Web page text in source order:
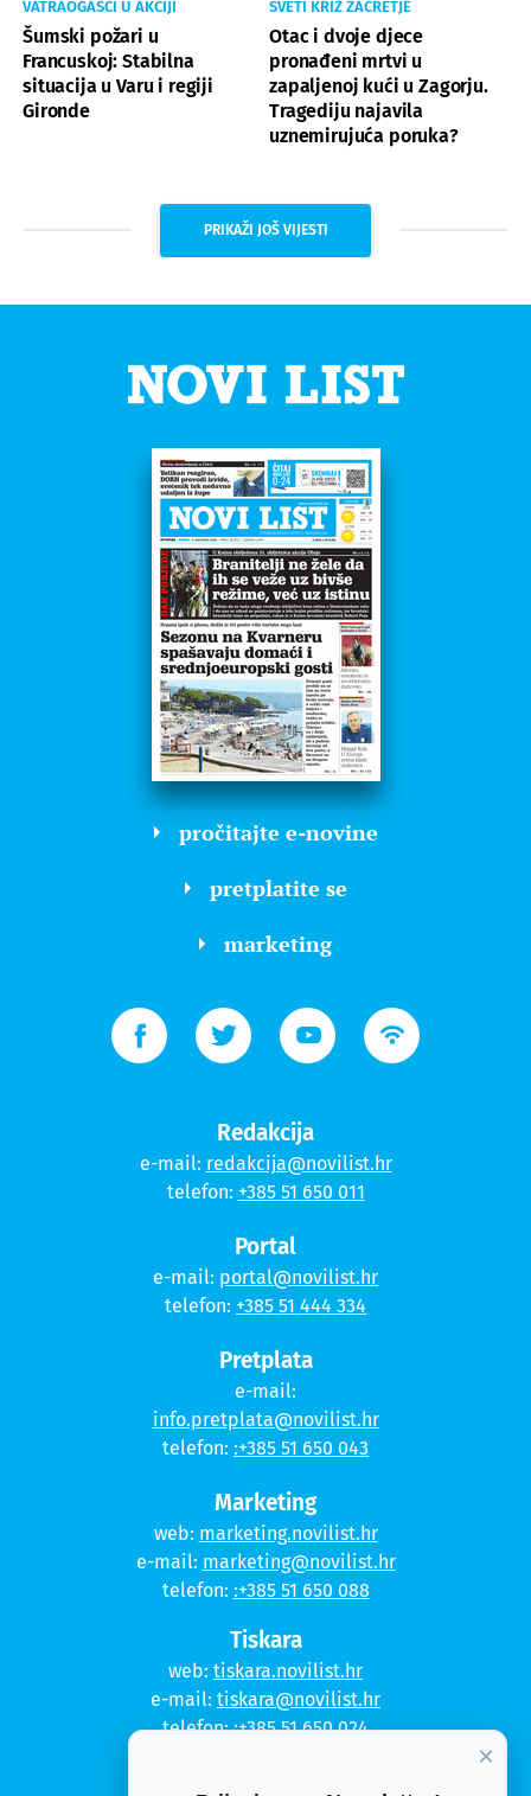
VATRAOGASCI U AKCIJI
Šumski požari u
Francuskoj: Stabilna
situacija u Varu i regiji
Gironde
SVETI KRIŽ ZAČRETJE
Otac i dvoje djece
pronađeni mrtvi u
zapaljenoj kući u Zagorju.
Tragediju najavila
uznemirujuća poruka?
PRIKAŽI JOŠ VIJESTI
pročitajte e-novine
pretplatite se
marketing
Redakcija
e-mail: redakcija@novilist.hr
telefon: +385 51 650 011
Portal
e-mail: portal@novilist.hr
telefon: +385 51 444 334
Pretplata
e-mail:
info.pretplata@novilist.hr
telefon: :+385 51 650 043
Marketing
web: marketing.novilist.hr
e-mail: marketing@novilist.hr
telefon: :+385 51 650 088
Tiskara
web: tiskara.novilist.hr
e-mail: tiskara@novilist.hr
telefon::+385 51 650 024
×